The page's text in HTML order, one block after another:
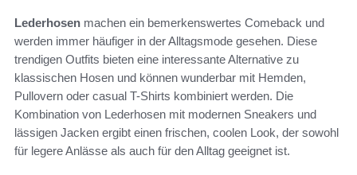
Lederhosen machen ein bemerkenswertes Comeback und
werden immer häufiger in der Alltagsmode gesehen. Diese
trendigen Outfits bieten eine interessante Alternative zu
klassischen Hosen und können wunderbar mit Hemden,
Pullovern oder casual T-Shirts kombiniert werden. Die
Kombination von Lederhosen mit modernen Sneakers und
lässigen Jacken ergibt einen frischen, coolen Look, der sowohl
für legere Anlässe als auch für den Alltag geeignet ist.